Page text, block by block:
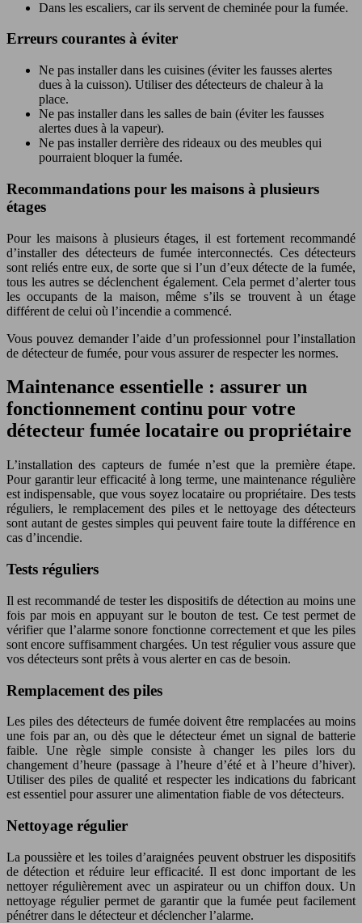
Dans les escaliers, car ils servent de cheminée pour la fumée.
Erreurs courantes à éviter
Ne pas installer dans les cuisines (éviter les fausses alertes
dues à la cuisson). Utiliser des détecteurs de chaleur à la
place.
Ne pas installer dans les salles de bain (éviter les fausses
alertes dues à la vapeur).
Ne pas installer derrière des rideaux ou des meubles qui
pourraient bloquer la fumée.
Recommandations pour les maisons à plusieurs
étages
Pour les maisons à plusieurs étages, il est fortement recommandé
d’installer des détecteurs de fumée interconnectés. Ces détecteurs
sont reliés entre eux, de sorte que si l’un d’eux détecte de la fumée,
tous les autres se déclenchent également. Cela permet d’alerter tous
les occupants de la maison, même s’ils se trouvent à un étage
différent de celui où l’incendie a commencé.
Vous pouvez demander l’aide d’un professionnel pour l’installation
de détecteur de fumée, pour vous assurer de respecter les normes.
Maintenance essentielle : assurer un
fonctionnement continu pour votre
détecteur fumée locataire ou propriétaire
L’installation des capteurs de fumée n’est que la première étape.
Pour garantir leur efficacité à long terme, une maintenance régulière
est indispensable, que vous soyez locataire ou propriétaire. Des tests
réguliers, le remplacement des piles et le nettoyage des détecteurs
sont autant de gestes simples qui peuvent faire toute la différence en
cas d’incendie.
Tests réguliers
Il est recommandé de tester les dispositifs de détection au moins une
fois par mois en appuyant sur le bouton de test. Ce test permet de
vérifier que l’alarme sonore fonctionne correctement et que les piles
sont encore suffisamment chargées. Un test régulier vous assure que
vos détecteurs sont prêts à vous alerter en cas de besoin.
Remplacement des piles
Les piles des détecteurs de fumée doivent être remplacées au moins
une fois par an, ou dès que le détecteur émet un signal de batterie
faible. Une règle simple consiste à changer les piles lors du
changement d’heure (passage à l’heure d’été et à l’heure d’hiver).
Utiliser des piles de qualité et respecter les indications du fabricant
est essentiel pour assurer une alimentation fiable de vos détecteurs.
Nettoyage régulier
La poussière et les toiles d’araignées peuvent obstruer les dispositifs
de détection et réduire leur efficacité. Il est donc important de les
nettoyer régulièrement avec un aspirateur ou un chiffon doux. Un
nettoyage régulier permet de garantir que la fumée peut facilement
pénétrer dans le détecteur et déclencher l’alarme.